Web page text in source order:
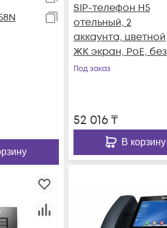
SIP-телефон H5
отельный, 2
аккаунта, цветной
ЖК экран, PoE, без
б/п
Под заказ
52 016₸
В корзину